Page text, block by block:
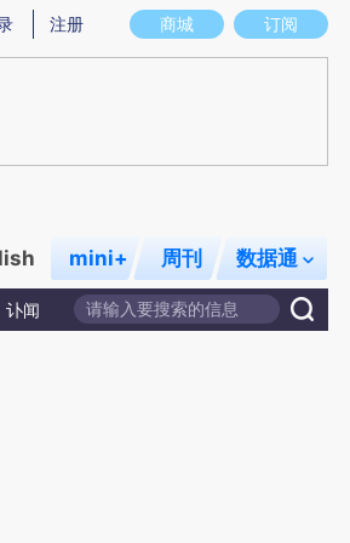
图存在偏差。不代表财新观点和立场。推荐点击
商城 订阅
注册
mini+ 周刊 数据通
讣闻